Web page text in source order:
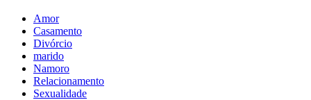
Amor
Casamento
Divórcio
marido
Namoro
Relacionamento
Sexualidade